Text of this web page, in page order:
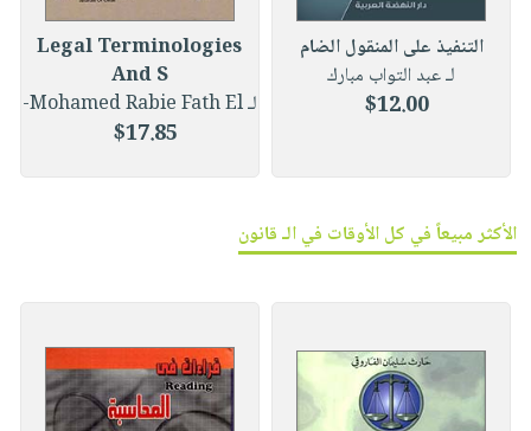
التنفيذ على المنقول الضام
لـ عبد التواب مبارك
$12.00
Legal Terminologies
And S
لـ Mohamed Rabie Fath El-
$17.85
الأكثر مبيعاً في كل الأوقات في الـ قانون